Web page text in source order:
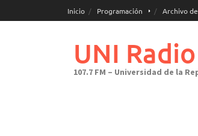
al
Inicio Programación Archivo
UNI Radio
107.7 FM – Universidad de la